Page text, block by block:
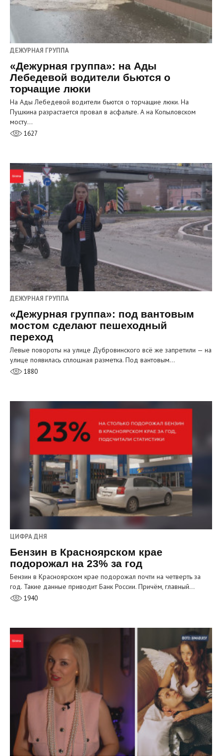
ДЕЖУРНАЯ ГРУППА
«Дежурная группа»: на Ады
Лебедевой водители бьются о
торчащие люки
На Ады Лебедевой водители бьются о торчащие люки. На
Пушкина разрастается провал в асфальте. А на Копыловском
мосту…
1627
ДЕЖУРНАЯ ГРУППА
«Дежурная группа»: под вантовым
мостом сделают пешеходный
переход
Левые повороты на улице Дубровинского всё же запретили — на
улице появилась сплошная разметка. Под вантовым…
1880
ЦИФРА ДНЯ
Бензин в Красноярском крае
подорожал на 23% за год
Бензин в Красноярском крае подорожал почти на четверть за
год. Такие данные приводит Банк России. Причём, главный…
1940